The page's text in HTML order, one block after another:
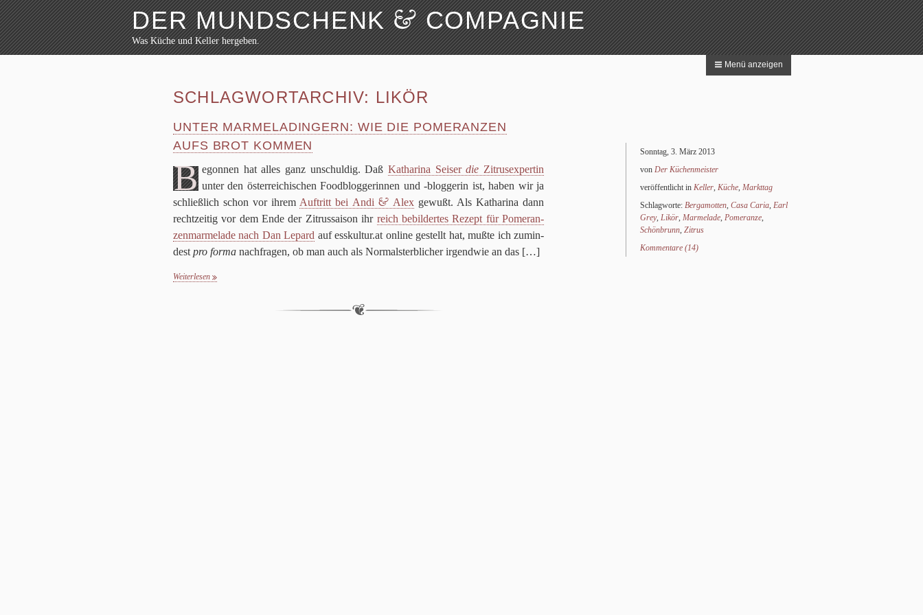
DER MUNDSCHENK&COMPAGNIE
Was Küche und Keller hergeben.
Weiter zum Inhalt
Festmahl
Keller
Lokalbesuch
Markttag
Hortikultur
Werkzeug
Bibliothek
Schaustücke
Potpourri
Menü anzeigen
SCHLAGWORTARCHIV: LIKÖR
UNTER MARMELADINGERN: WIE DIE POMERANZEN
AUFS BROT KOMMEN
B egon­nen hat alles ganz unschul­dig. Daß Katha­rina Sei­serdie Zitrus­exper­tin
unter den öster­rei­chi­schen Food­blog­ger­in­nen und ‑blog­ge­rin ist, haben wir ja
schließ­lich schon vor ihrem Auf­tritt bei Andi &Alexgewußt. Als Katha­rina dann
recht­zei­tig vor dem Ende der Zitrus­sai­son ihr reich bebil­der­tes Rezept für Pome­ran­
zen­mar­me­lade nach Dan Lepard auf esskultur.at online gestellt hat, mußte ich zumin­
dest pro forma nach­fra­gen, ob man auch als Nor­mal­sterb­li­cher irgend­wie an das […]
Weiterlesen
Sonntag, 3. März 2013
von Der Küchenmeister
veröffentlicht in Keller, Küche, Markttag
Schlagworte: Bergamotten, Casa Caria, Earl
Grey, Likör, Marmelade, Pomeranze,
Schönbrunn, Zitrus
Kommentare (14)